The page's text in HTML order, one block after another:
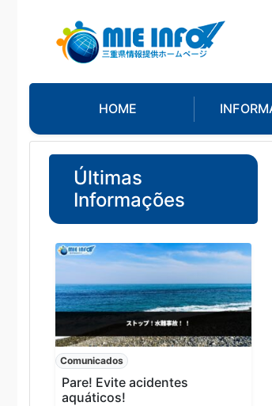
HOME
Últimas
Informações
Comunicados
Pare! Evite acidentes
aquáticos!